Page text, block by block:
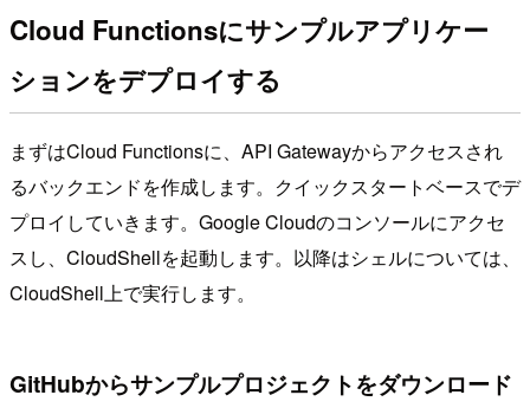
Cloud Functionsにサンプルアプリケー
ションをデプロイする
まずはCloud Functionsに、API Gatewayからアクセスされ
るバックエンドを作成します。クイックスタートベースでデ
プロイしていきます。Google Cloudのコンソールにアクセ
スし、CloudShellを起動します。以降はシェルについては、
CloudShell上で実行します。
GitHubからサンプルプロジェクトをダウンロード